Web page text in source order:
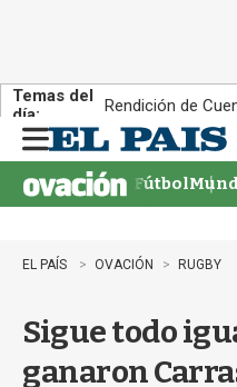
Temas del
día:
Rendición de
n
u
Fútbol
EL PAÍS OVACIÓN RUGBY
Sigue todo
ganaron